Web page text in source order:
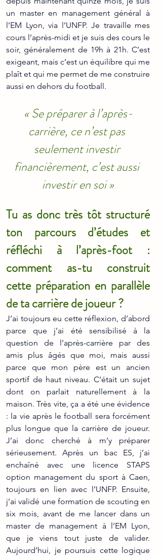
un master en management général à
l’EM Lyon, via l’UNFP. Je travaille mes
cours l’après-midi et je suis des cours le
soir, généralement de 19h à 21h. C’est
exigeant, mais c’est un équilibre qui me
plaît et qui me permet de me construire
aussi en dehors du football.
« Se préparer à l’après-
carrière, ce n’est pas
seulement investir
financièrement, c’est aussi
investir en soi »
Tu as donc très tôt structuré
ton parcours d’études et
réfléchi à l’après-foot :
comment as-tu construit
cette préparation en parallèle
de ta carrière de joueur ?
J’ai toujours eu cette réflexion, d’abord
parce que j’ai été sensibilisé à la
question de l’après-carrière par des
amis plus âgés que moi, mais aussi
parce que mon père est un ancien
sportif de haut niveau. C’était un sujet
dont on parlait naturellement à la
maison. Très vite, ça a été une évidence
: la vie après le football sera forcément
plus longue que la carrière de joueur.
J’ai donc cherché à m’y préparer
sérieusement. Après un bac ES, j’ai
enchaîné avec une licence STAPS
option management du sport à Caen,
toujours en lien avec l’UNFP. Ensuite,
j’ai validé une formation de scouting en
six mois, avant de me lancer dans un
master de management à l’EM Lyon,
que je viens tout juste de valider.
Aujourd’hui, je poursuis cette logique